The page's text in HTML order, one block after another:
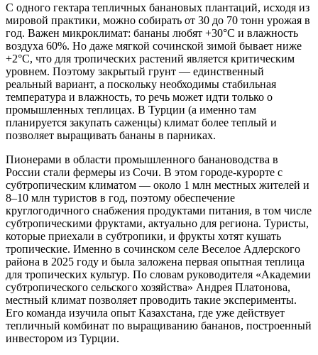
С одного гектара тепличных банановых плантаций, исходя из
мировой практики, можно собирать от 30 до 70 тонн урожая в
год. Важен микроклимат: бананы любят +30°C и влажность
воздуха 60%. Но даже мягкой сочинской зимой бывает ниже
+2°C, что для тропических растений является критическим
уровнем. Поэтому закрытый грунт — единственный
реальный вариант, а поскольку необходимы стабильная
температура и влажность, то речь может идти только о
промышленных теплицах. В Турции (а именно там
планируется закупать саженцы) климат более теплый и
позволяет выращивать бананы в парниках.
Пионерами в области промышленного банановодства в
России стали фермеры из Сочи. В этом городе-курорте с
субтропическим климатом — около 1 млн местных жителей и
8–10 млн туристов в год, поэтому обеспечение
круглогодичного снабжения продуктами питания, в том числе
субтропическими фруктами, актуально для региона. Туристы,
которые приехали в субтропики, и фрукты хотят кушать
тропические. Именно в сочинском селе Веселое Адлерского
района в 2025 году и была заложена первая опытная теплица
для тропических культур. По словам руководителя «Академии
субтропического сельского хозяйства» Андрея Платонова,
местный климат позволяет проводить такие эксперименты.
Его команда изучила опыт Казахстана, где уже действует
тепличный комбинат по выращиванию бананов, построенный
инвестором из Турции.